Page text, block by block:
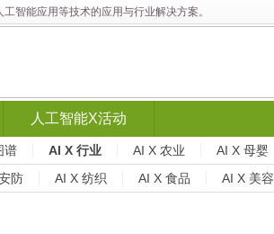
智能应用等技术的应用与行业解决方案。
人工智能X活动
谱 AI X 行业 AI X 农业 AI X 母婴
防 AI X 纺织 AI X 食品 AI X 美容